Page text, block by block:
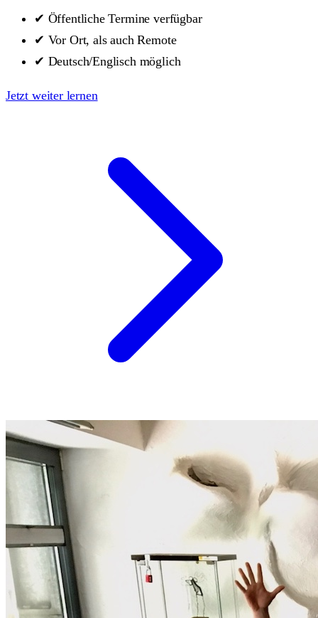
✔ Öffentliche Termine verfügbar
✔ Vor Ort, als auch Remote
✔ Deutsch/Englisch möglich
Jetzt weiter lernen